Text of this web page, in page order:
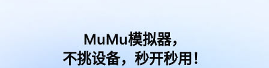
MuMu模拟器，
不挑设备，秒开秒用！